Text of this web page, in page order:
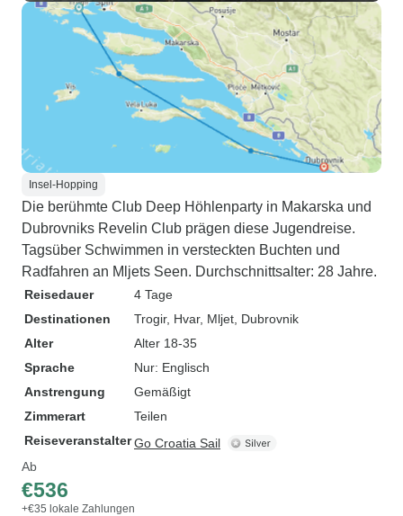
Insel-Hopping
Die berühmte Club Deep Höhlenparty in Makarska und
Dubrovniks Revelin Club prägen diese Jugendreise.
Tagsüber Schwimmen in versteckten Buchten und
Radfahren an Mljets Seen. Durchschnittsalter: 28 Jahre.
Reisedauer
4 Tage
Destinationen
Trogir, Hvar, Mljet , Dubrovnik
Alter
Alter 18-35
Sprache
Nur: Englisch
Anstrengung
Gemäßigt
Zimmerart
Teilen
ReiseveranstalterGo Croatia Sail
Ab
€536
+€35 lokale Zahlungen